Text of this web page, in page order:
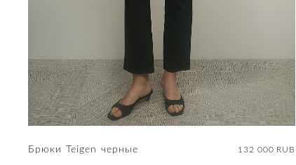
Брюки Teigen черные 132 000 RUB